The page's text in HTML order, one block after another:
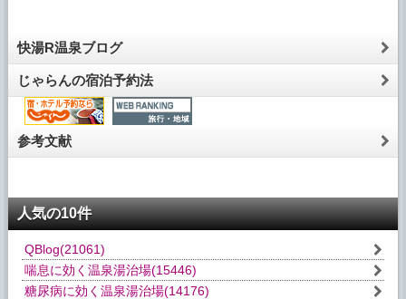
快湯R温泉ブログ
じゃらんの宿泊予約法
参考文献
人気の10件
QBlog(21061)
喘息に効く温泉湯治場(15446)
糖尿病に効く温泉湯治場(14176)